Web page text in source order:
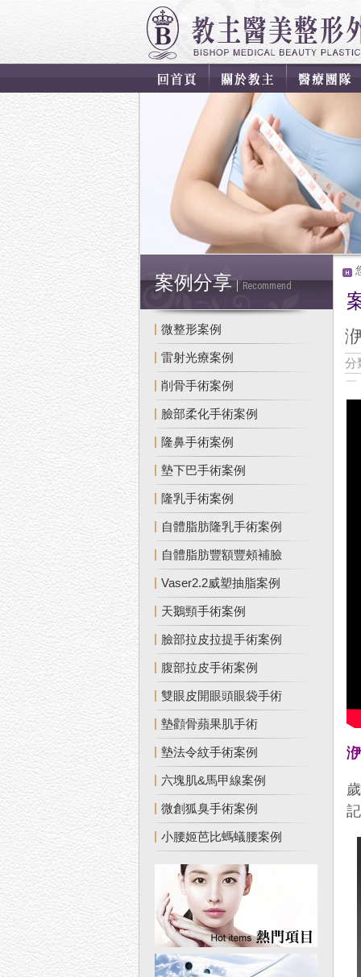
案例分享 Recommend
微整形案例
雷射光療案例
削骨手術案例
臉部柔化手術案例
隆鼻手術案例
墊下巴手術案例
隆乳手術案例
自體脂肪隆乳手術案例
自體脂肪豐額豐頰補臉
Vaser2.2威塑抽脂案例
天鵝頸手術案例
臉部拉皮拉提手術案例
腹部拉皮手術案例
雙眼皮開眼頭眼袋手術
墊顴骨蘋果肌手術
墊法令紋手術案例
六塊肌&馬甲線案例
微創狐臭手術案例
小腰姬芭比螞蟻腰案例
分